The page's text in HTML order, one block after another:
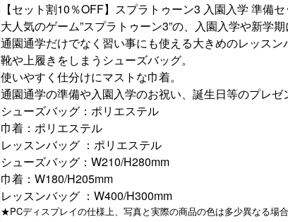
【セット割10％OFF】スプラトゥーン3 入園入学 準備
大人気のゲーム”スプラトゥーン3”の、入園入学や新学
通園通学だけでなく習い事にも使える大きめのレッスン
靴や上履きをしまうシューズバッグ。
使いやすく仕分けにマストな巾着。
通園通学の準備や入園入学のお祝い、誕生日等のプレゼ
シューズバッグ：ポリエステル
巾着：ポリエステル
レッスンバッグ ：ポリエステル
シューズバッグ：W210/H280mm
巾着：W180/H205mm
レッスンバッグ ：W400/H300mm
★PCディスプレイの仕様上、写真と実際の商品の色は多少異なる場合